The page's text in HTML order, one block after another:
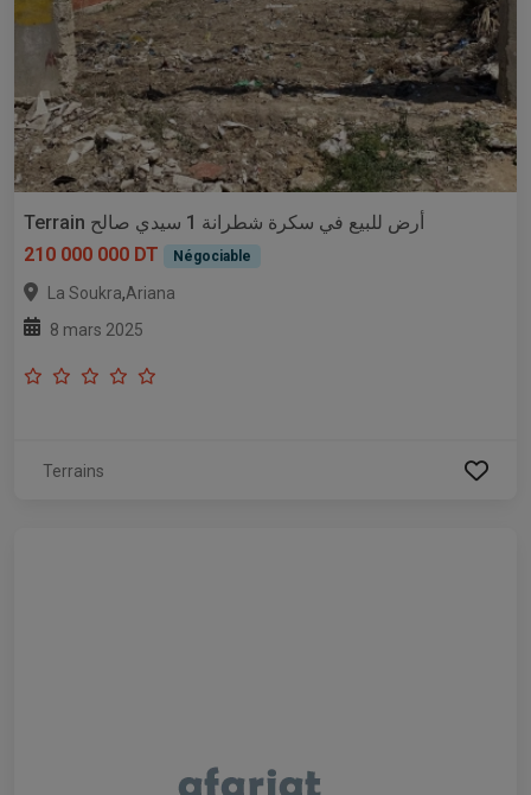
Terrain أرض للبيع في سكرة شطرانة 1 سيدي صالح
210 000 000 DT
Négociable
La Soukra,Ariana
8 mars 2025
Terrains